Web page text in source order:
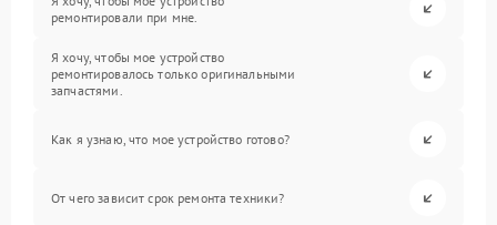
ремонтировали при мне.
Я хочу, чтобы мое устройство
ремонтировалось только оригинальными
запчастями.
Как я узнаю, что мое устройство готово?
От чего зависит срок ремонта техники?